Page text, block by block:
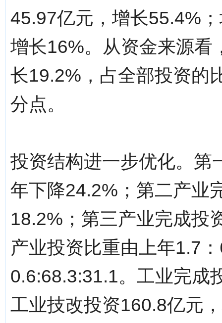
45.97亿元，增长55.4%
增长16%。从资金来源看
长19.2%，占全部投资的
分点。
投资结构进一步优化。第
年下降24.2%；第二产业
18.2%；第三产业完成投
产业投资比重由上年1.7
0.6:68.3:31.1。工业完成
工业技改投资160.8亿元